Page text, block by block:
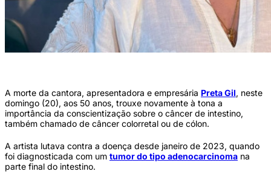
A morte da cantora, apresentadora e empresária Preta Gil, neste
domingo (20), aos 50 anos, trouxe novamente à tona a
importância da conscientização sobre o câncer de intestino,
também chamado de câncer colorretal ou de cólon.
A artista lutava contra a doença desde janeiro de 2023, quando
foi diagnosticada com um tumor do tipo adenocarcinoma na
parte final do intestino.